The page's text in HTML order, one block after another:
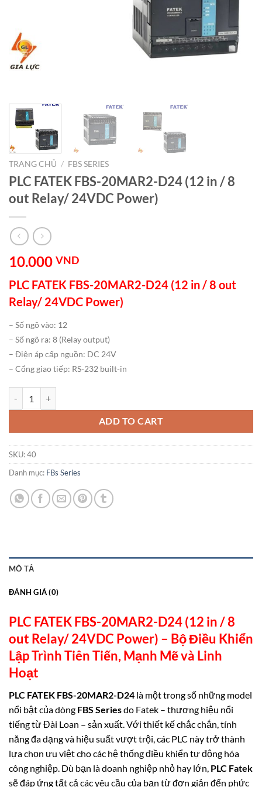
TRANG CHỦ / FBS SERIES
PLC FATEK FBS-20MAR2-D24 (12 in / 8
out Relay/ 24VDC Power)
10.000 VND
PLC FATEK FBS-20MAR2-D24 (12 in / 8 out
Relay/ 24VDC Power)
– Số ngõ vào: 12
– Số ngõ ra: 8 (Relay output)
– Điện áp cấp nguồn: DC 24V
– Cổng giao tiếp: RS-232 built-in
ADD TO CART
SKU:40
Danh mục: FBs Series
MÔ TẢ
ĐÁNH GIÁ (0)
PLC FATEK FBS-20MAR2-D24 (12 in / 8
out Relay/ 24VDC Power) – Bộ Điều Khiển
Lập Trình Tiên Tiến, Mạnh Mẽ và Linh
Hoạt
PLC FATEK FBS-20MAR2-D24 là một trong số những model
nổi bật của dòng FBS Seriesdo Fatek – thương hiệu nổi
tiếng từ Đài Loan – sản xuất. Với thiết kế chắc chắn, tính
năng đa dạng và hiệu suất vượt trội, các PLC này trở thành
lựa chọn ưu việt cho các hệ thống điều khiển tự động hóa
công nghiệp. Dù bạn là doanh nghiệp nhỏ hay lớn, PLC Fatek
sẽ đáp ứng tất cả các yêu cầu của bạn từ đơn giản đến phức